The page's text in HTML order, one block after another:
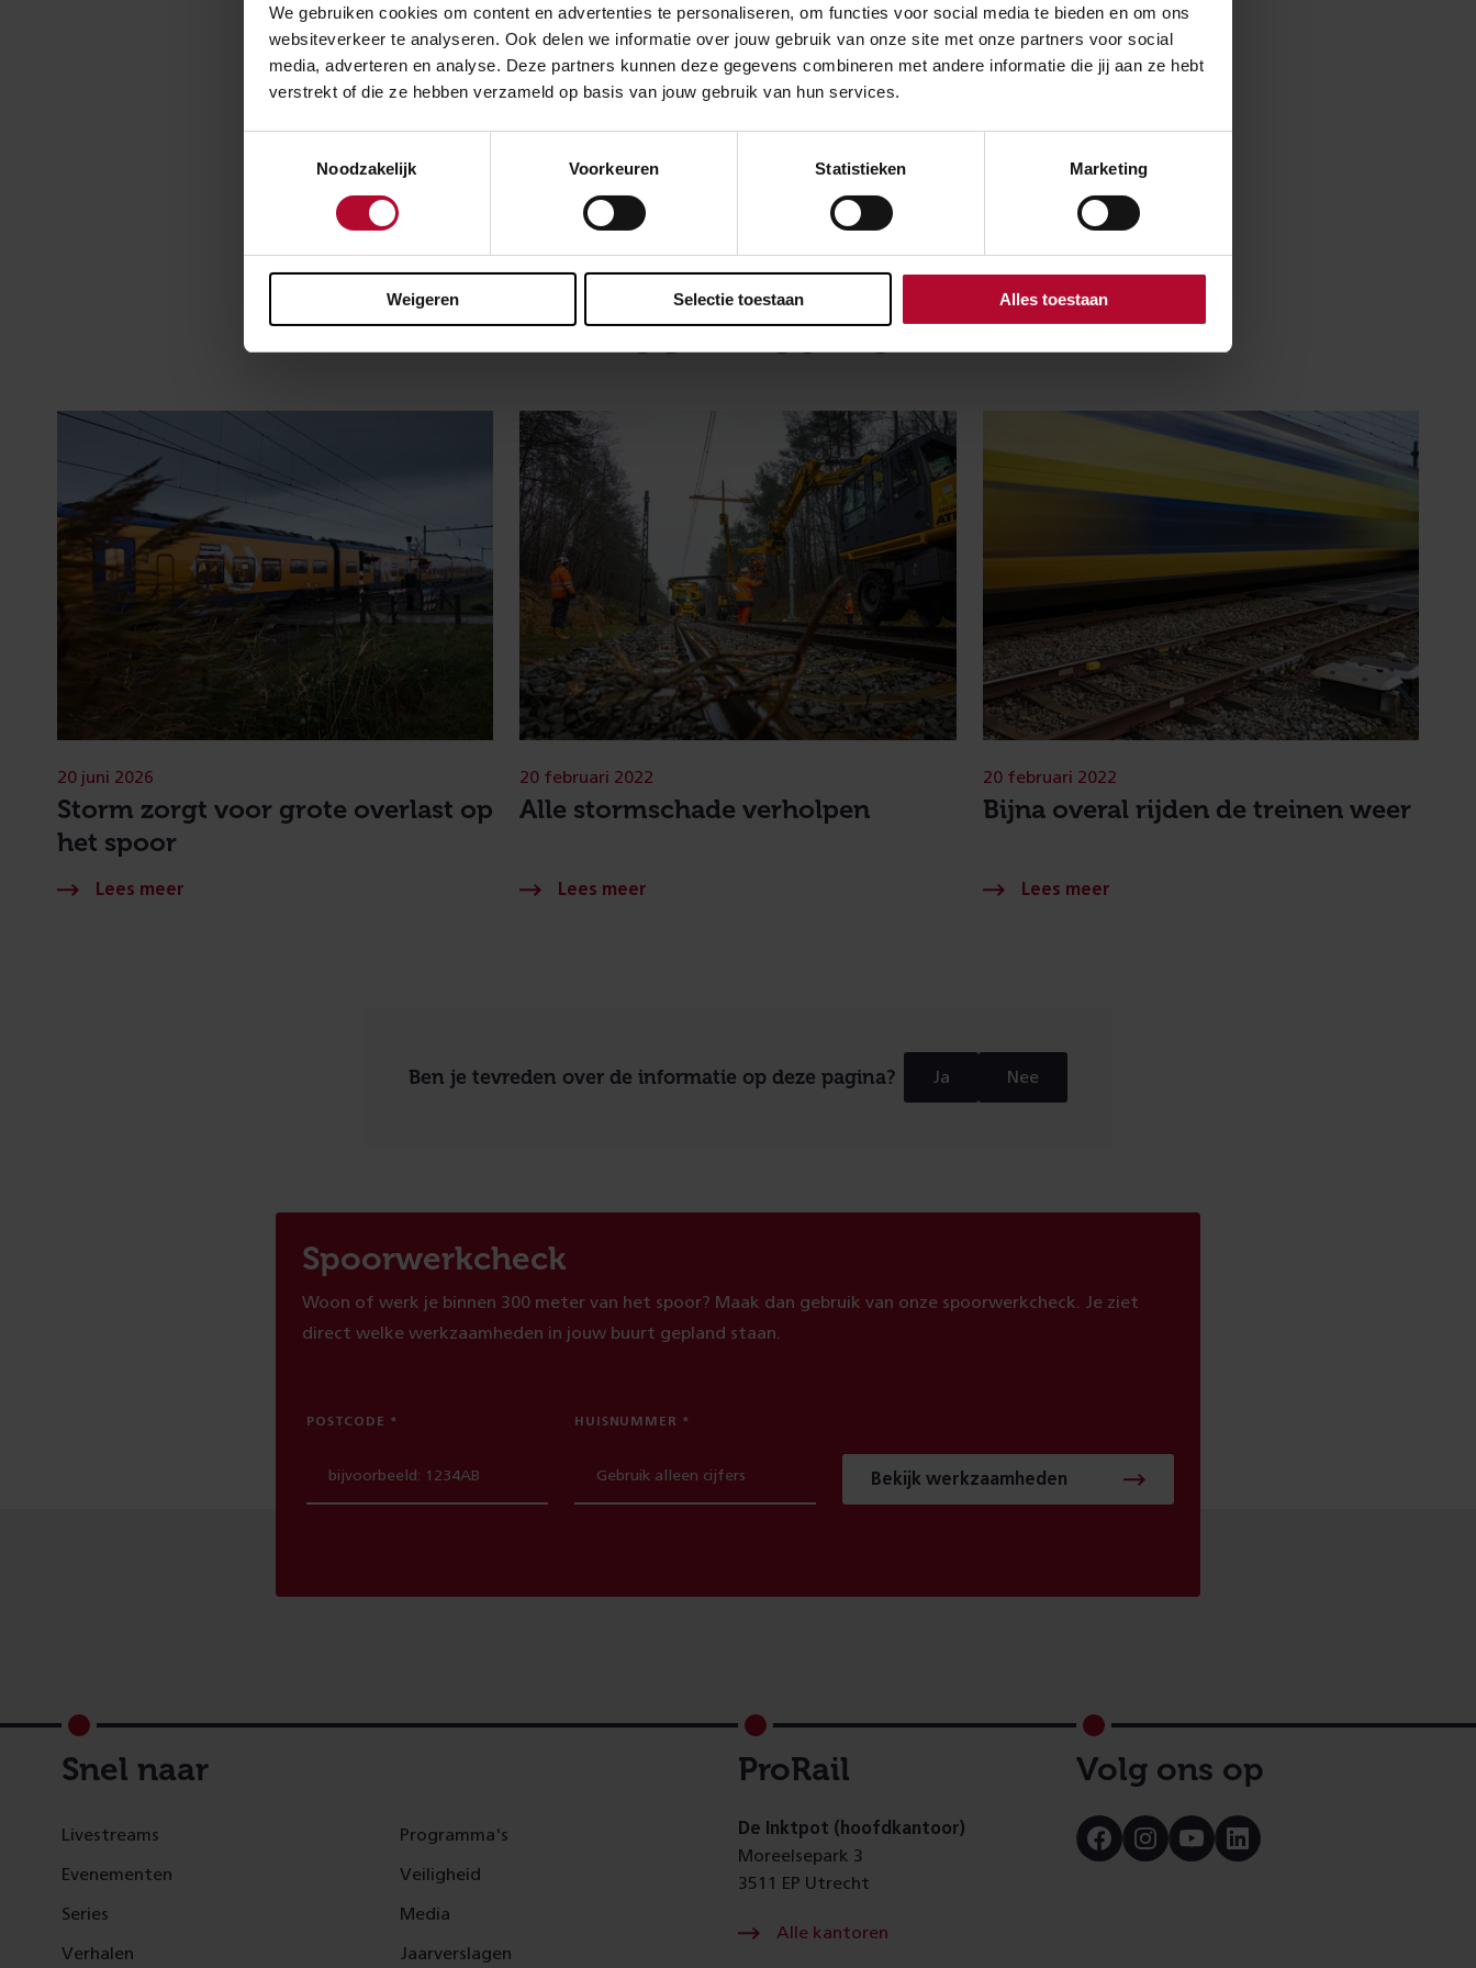
We gebruiken cookies om content en advertenties te personaliseren, om functies voor social media te bieden en om ons
websiteverkeer te analyseren. Ook delen we informatie over jouw gebruik van onze site met onze partners voor social
media, adverteren en analyse. Deze partners kunnen deze gegevens combineren met andere informatie die jij aan ze hebt
verstrekt of die ze hebben verzameld op basis van jouw gebruik van hun services.
Noodzakelijk
Voorkeuren Statistieken Marketing
Weigeren Selectie toestaan Alles toestaan
Lente en zomer
Maatregelen bij warm
weer
Meer over: Weer
Meer nieuws
Storm zorgt voor grote overlast op
het spoor
20 juni 2026
Alle stormschade verholpen
20 februari 2022
Bijna overal rijden de treinen weer
20 februari 2022
Ben je tevreden over de informatie op deze pagina? Ja Nee
Spoorwerkcheck
Woon of werk je binnen 300 meter van het spoor? Maak dan gebruik van onze spoorwerkcheck. Je ziet
direct welke werkzaamheden in jouw buurt gepland staan.
POSTCODE HUISNUMMER
Bekijk werkzaamheden
Footer
Snel naar
Livestreams
Evenementen
Series
Verhalen
Programma's
Veiligheid
Media
Jaarverslagen
ProRail
De Inktpot (hoofdkantoor)
Moreelsepark 3
3511 EP Utrecht
Alle kantoren
Volg ons op
Bezoek
onze
Bezoek
onze
Bezoek
onze
Bezoek
onze